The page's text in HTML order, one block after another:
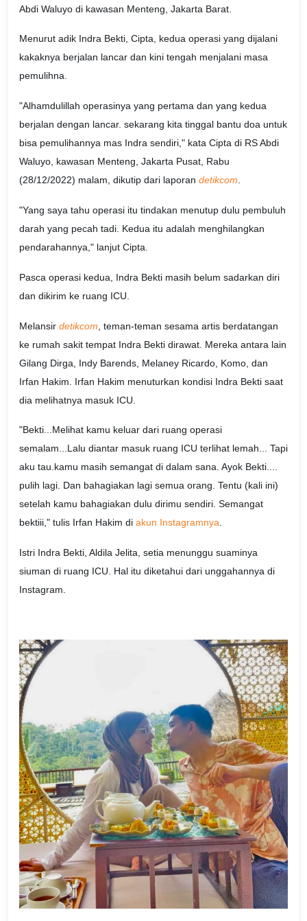
Abdi Waluyo di kawasan Menteng, Jakarta Barat.
Menurut adik Indra Bekti, Cipta, kedua operasi yang dijalani
kakaknya berjalan lancar dan kini tengah menjalani masa
pemulihna.
"Alhamdulillah operasinya yang pertama dan yang kedua
berjalan dengan lancar. sekarang kita tinggal bantu doa untuk
bisa pemulihannya mas Indra sendiri," kata Cipta di RS Abdi
Waluyo, kawasan Menteng, Jakarta Pusat, Rabu
(28/12/2022) malam, dikutip dari laporan detikcom.
"Yang saya tahu operasi itu tindakan menutup dulu pembuluh
darah yang pecah tadi. Kedua itu adalah menghilangkan
pendarahannya," lanjut Cipta.
Pasca operasi kedua, Indra Bekti masih belum sadarkan diri
dan dikirim ke ruang ICU.
Melansir detikcom , teman-teman sesama artis berdatangan
ke rumah sakit tempat Indra Bekti dirawat. Mereka antara lain
Gilang Dirga, Indy Barends, Melaney Ricardo, Komo, dan
Irfan Hakim. Irfan Hakim menuturkan kondisi Indra Bekti saat
dia melihatnya masuk ICU.
"Bekti...Melihat kamu keluar dari ruang operasi
semalam...Lalu diantar masuk ruang ICU terlihat lemah... Tapi
aku tau.kamu masih semangat di dalam sana. Ayok Bekti....
pulih lagi. Dan bahagiakan lagi semua orang. Tentu (kali ini)
setelah kamu bahagiakan dulu dirimu sendiri. Semangat
bektiii," tulis Irfan Hakim di akun Instagramnya.
Istri Indra Bekti, Aldila Jelita, setia menunggu suaminya
siuman di ruang ICU. Hal itu diketahui dari unggahannya di
Instagram.